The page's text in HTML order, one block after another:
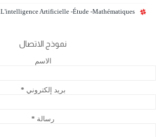
L'intelligence Artificielle -étude -mathématiques.
نموذج الاتصال
الاسم
بريد إلكتروني*
رسالة *